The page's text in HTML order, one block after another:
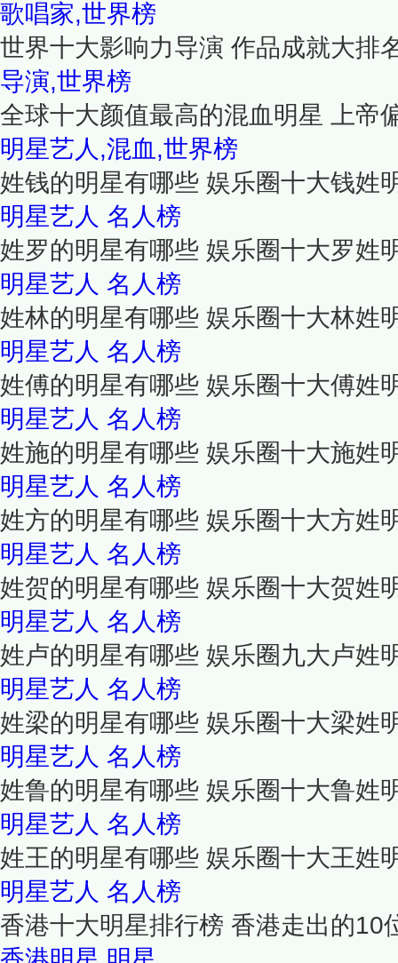
歌唱家,世界榜
世界十大影响力导演 作品成就大排
导演,世界榜
全球十大颜值最高的混血明星 上帝
明星艺人,混血,世界榜
姓钱的明星有哪些 娱乐圈十大钱姓
明星艺人 名人榜
姓罗的明星有哪些 娱乐圈十大罗姓
明星艺人 名人榜
姓林的明星有哪些 娱乐圈十大林姓
明星艺人 名人榜
姓傅的明星有哪些 娱乐圈十大傅姓
明星艺人 名人榜
姓施的明星有哪些 娱乐圈十大施姓
明星艺人 名人榜
姓方的明星有哪些 娱乐圈十大方姓
明星艺人 名人榜
姓贺的明星有哪些 娱乐圈十大贺姓
明星艺人 名人榜
姓卢的明星有哪些 娱乐圈九大卢姓
明星艺人 名人榜
姓梁的明星有哪些 娱乐圈十大梁姓
明星艺人 名人榜
姓鲁的明星有哪些 娱乐圈十大鲁姓
明星艺人 名人榜
姓王的明星有哪些 娱乐圈十大王姓
明星艺人 名人榜
香港十大明星排行榜 香港走出的10